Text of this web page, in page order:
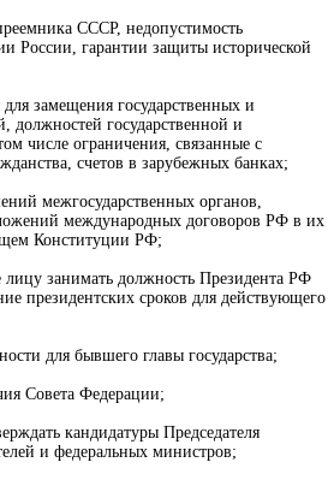
СССР, недопустимость
России, гарантии защиты исторической
замещения государственных и
должностей государственной и
числе ограничения, связанные с
счетов в зарубежных банках;
межгосударственных органов,
международных договоров РФ в их
Конституции РФ;
занимать должность Президента РФ
президентских сроков для действующего
для бывшего главы государства;
Совета Федерации;
кандидатуры Председателя
и федеральных министров;